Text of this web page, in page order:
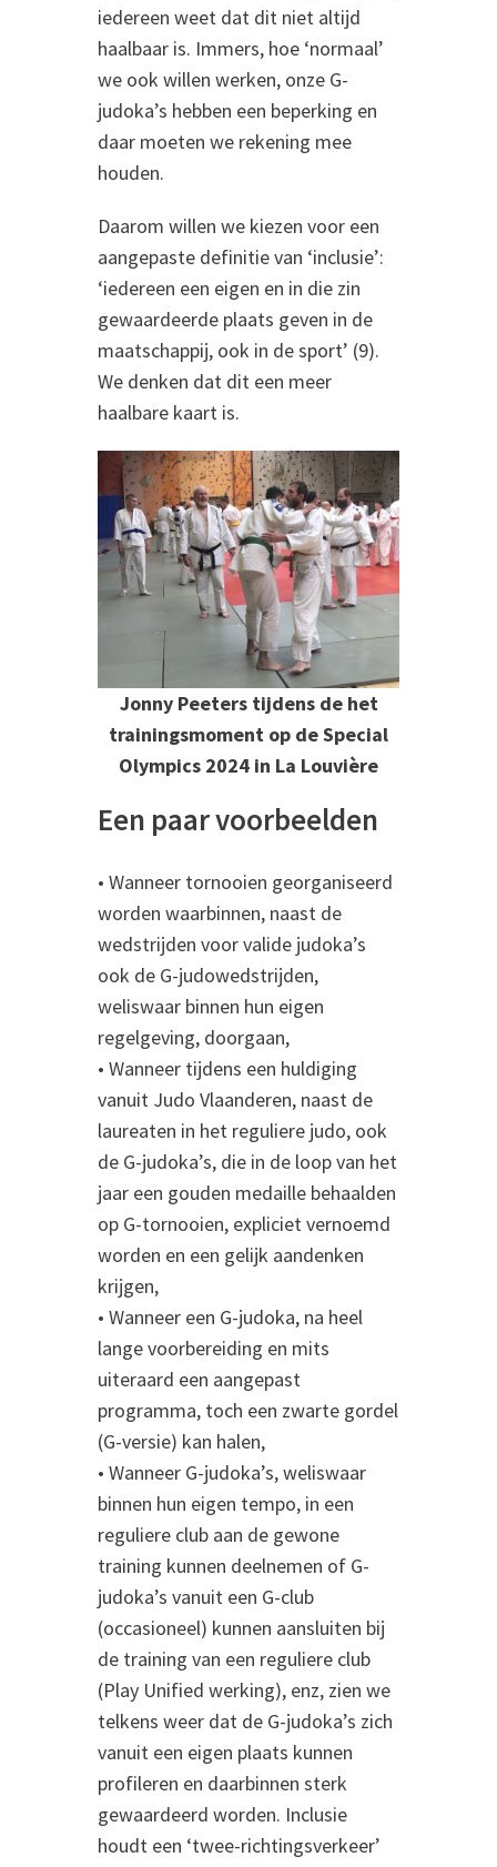
iedereen weet dat dit niet altijd
haalbaar is. Immers, hoe ‘normaal’
we ook willen werken, onze G-
judoka’s hebben een beperking en
daar moeten we rekening mee
houden.
Daarom willen we kiezen voor een
aangepaste definitie van ‘inclusie’:
‘iedereen een eigen en in die zin
gewaardeerde plaats geven in de
maatschappij, ook in de sport’ (9).
We denken dat dit een meer
haalbare kaart is.
Jonny Peeters tijdens de het
trainingsmoment op de Special
Olympics 2024 in La Louvière
Een paar voorbeelden
• Wanneer tornooien georganiseerd
worden waarbinnen, naast de
wedstrijden voor valide judoka’s
ook de G-judowedstrijden,
weliswaar binnen hun eigen
regelgeving, doorgaan,
• Wanneer tijdens een huldiging
vanuit Judo Vlaanderen, naast de
laureaten in het reguliere judo, ook
de G-judoka’s, die in de loop van het
jaar een gouden medaille behaalden
op G-tornooien, expliciet vernoemd
worden en een gelijk aandenken
krijgen,
• Wanneer een G-judoka, na heel
lange voorbereiding en mits
uiteraard een aangepast
programma, toch een zwarte gordel
(G-versie) kan halen,
• Wanneer G-judoka’s, weliswaar
binnen hun eigen tempo, in een
reguliere club aan de gewone
training kunnen deelnemen of G-
judoka’s vanuit een G-club
(occasioneel) kunnen aansluiten bij
de training van een reguliere club
(Play Unified werking), enz, zien we
telkens weer dat de G-judoka’s zich
vanuit een eigen plaats kunnen
profileren en daarbinnen sterk
gewaardeerd worden. Inclusie
houdt een ‘twee-richtingsverkeer’